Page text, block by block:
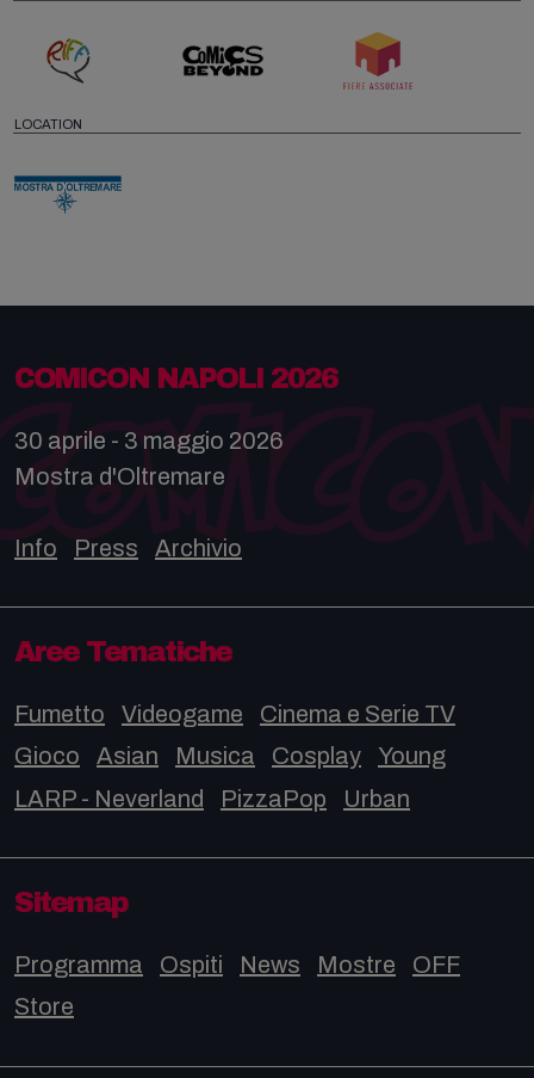
LOCATION
COMICON NAPOLI 2026
30 aprile - 3 maggio 2026
Mostra d'Oltremare
Info Press Archivio
Aree Tematiche
Fumetto Videogame
Cinema e Serie TV
Gioco
Asian Musica Cosplay
Young
LARP - Neverland
PizzaPop Urban
Sitemap
Programma Ospiti News Mostre
OFF
Store